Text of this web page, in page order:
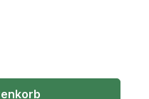
benutze die Schaltflächen